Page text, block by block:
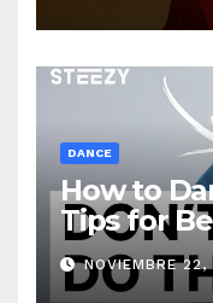
DANCE
How to
Tips for
NOVIEMBRE